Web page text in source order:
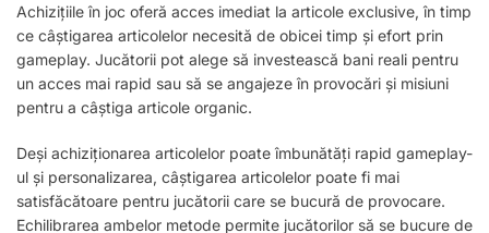
Achizițiile în joc oferă acces imediat la articole exclusive, în timp
ce câștigarea articolelor necesită de obicei timp și efort prin
gameplay. Jucătorii pot alege să investească bani reali pentru
un acces mai rapid sau să se angajeze în provocări și misiuni
pentru a câștiga articole organic.
Deși achiziționarea articolelor poate îmbunătăți rapid gameplay-
ul și personalizarea, câștigarea articolelor poate fi mai
satisfăcătoare pentru jucătorii care se bucură de provocare.
Echilibrarea ambelor metode permite jucătorilor să se bucure de